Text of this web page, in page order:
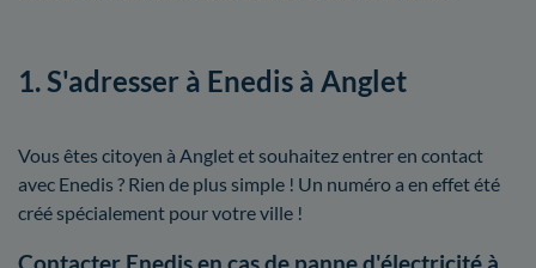
1. S'adresser à Enedis à Anglet
Vous êtes citoyen à Anglet et souhaitez entrer en contact
avec Enedis ? Rien de plus simple ! Un numéro a en effet été
créé spécialement pour votre ville !